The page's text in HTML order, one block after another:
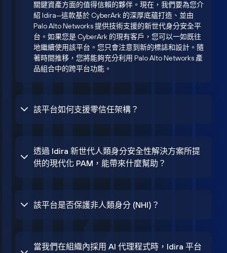
關鍵資產方面的值得信賴的夥伴。現在，我們要為您介
紹 Idira—這款基於 CyberArk 的深厚底蘊打造、並由
Palo Alto Networks 提供技術支援的新世代身分安全平
台。如果您是 CyberArk 的現有客戶，您可以一如既往
地繼續使用該平台。您只會注意到新的標誌和設計。隨
著時間推移，您將能夠充分利用 Palo Alto Networks 產
品組合中的跨平台功能。
該平台如何支援零信任架構？
透過 Idira 新世代人類身分安全性解決方案所提
供的現代化 PAM，能帶來什麼幫助？
該平台是否保護非人類身分 (NHI)？
當我們在組織內採用 AI 代理程式時，Idira 平台